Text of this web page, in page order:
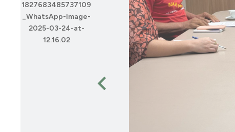
1827683485737109
_WhatsApp-Image-
2025-03-24-at-
12.16.02
1827683488872751
_WhatsApp-Image-
2025-03-24-at-
12.15.42
1827683491039178
_WhatsApp-Image-
2025-03-24-at-
12.15.42